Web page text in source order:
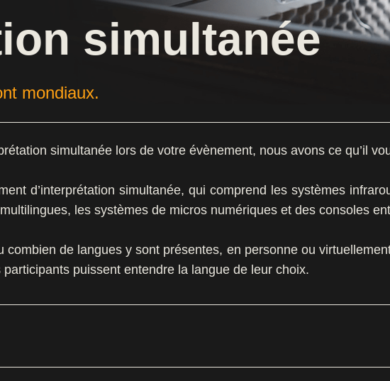
simultanée
mondiaux.
simultanée lors de votre évènement, nous avons ce qu’il
d’interprétation simultanée, qui comprend les systèmes
les systèmes de micros numériques et des consoles
de langues y sont présentes, en personne ou
puissent entendre la langue de leur choix.